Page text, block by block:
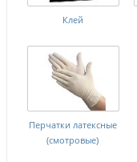
Клей
Перчатки латексные
(смотровые)